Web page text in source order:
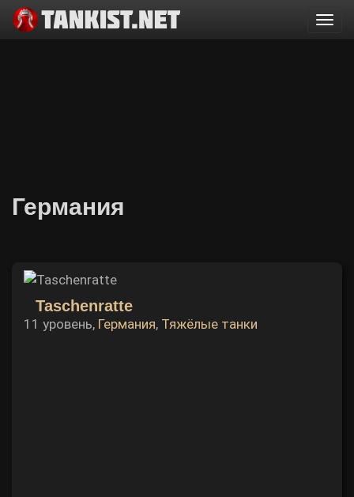
Германия
Taschenratte
11 уровень, Германия, Тяжёлые танки